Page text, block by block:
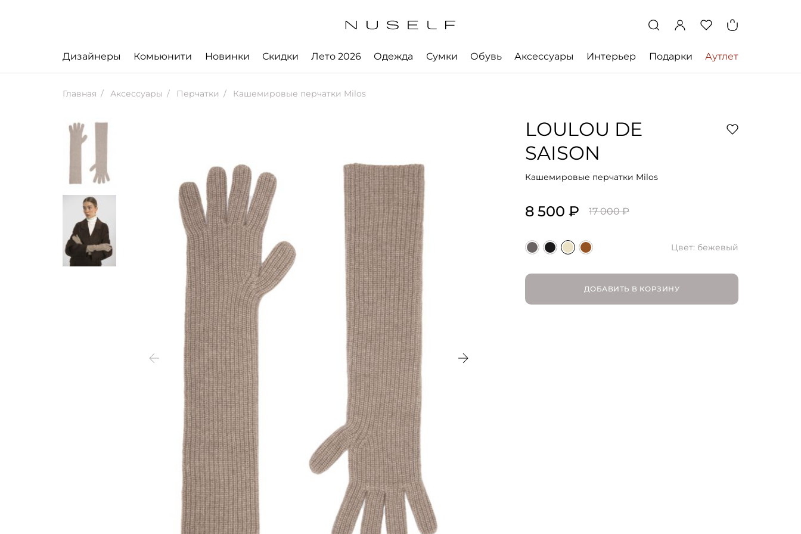
Дизайнеры Комьюнити Новинки Скидки Лето 2026 Одежда Сумки Обувь Аксессуары Интерьер Подарки Аутлет
Главная Аксессуары Перчатки Кашемировые перчатки Milos
LOULOU DE
SAISON
Кашемировые перчатки Milos
8 500 ₽ 17 000 ₽
Цвет: бежевый
ДОБАВИТЬ В КОРЗИНУ